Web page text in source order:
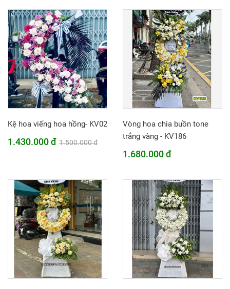
Kệ hoa viếng hoa hồng- KV02
1.430.000 đ 1.500.000 đ
Vòng hoa chia buồn tone
trắng vàng - KV186
1.680.000 đ